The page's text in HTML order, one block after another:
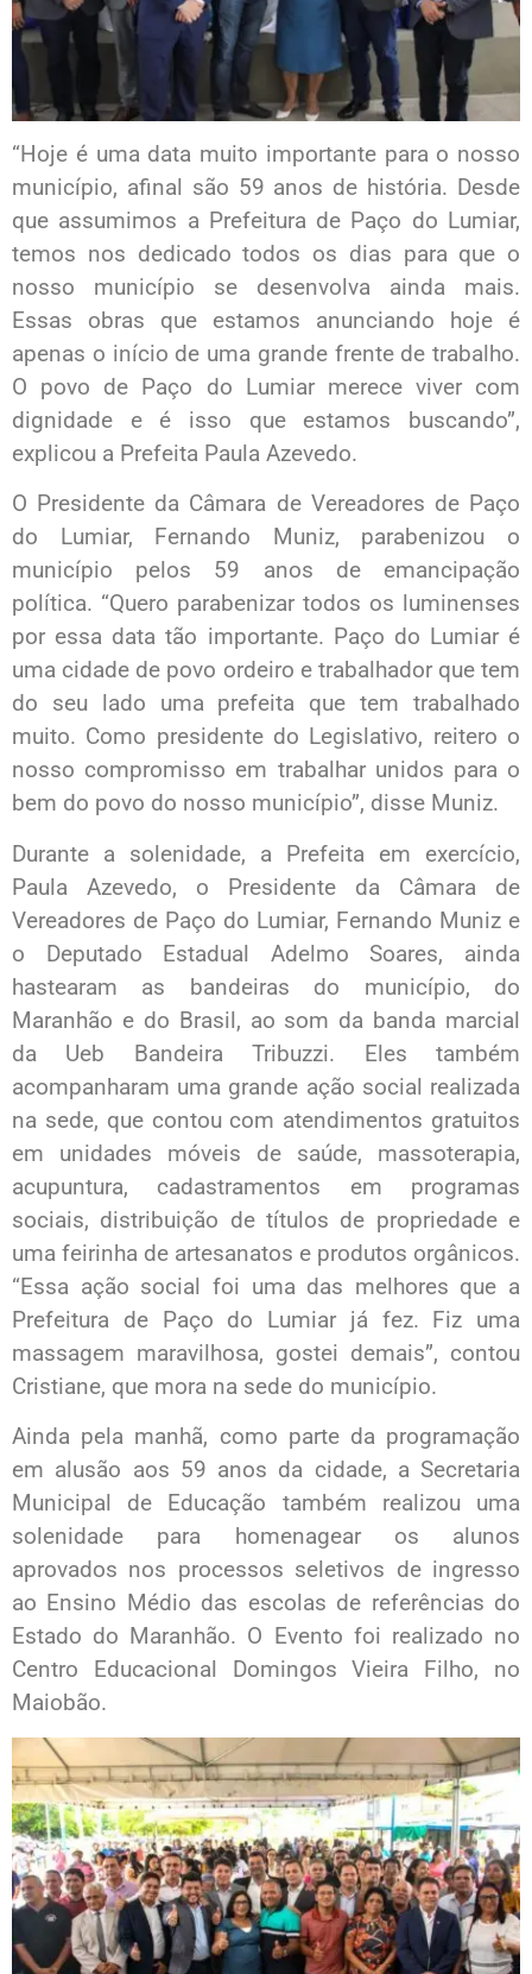
“Hoje é uma data muito importante para o nosso
município, afinal são 59 anos de história. Desde
que assumimos a Prefeitura de Paço do Lumiar,
temos nos dedicado todos os dias para que o
nosso município se desenvolva ainda mais.
Essas obras que estamos anunciando hoje é
apenas o início de uma grande frente de trabalho.
O povo de Paço do Lumiar merece viver com
dignidade e é isso que estamos buscando”,
explicou a Prefeita Paula Azevedo.
O Presidente da Câmara de Vereadores de Paço
do Lumiar, Fernando Muniz, parabenizou o
município pelos 59 anos de emancipação
política. “Quero parabenizar todos os luminenses
por essa data tão importante. Paço do Lumiar é
uma cidade de povo ordeiro e trabalhador que tem
do seu lado uma prefeita que tem trabalhado
muito. Como presidente do Legislativo, reitero o
nosso compromisso em trabalhar unidos para o
bem do povo do nosso município”, disse Muniz.
Durante a solenidade, a Prefeita em exercício,
Paula Azevedo, o Presidente da Câmara de
Vereadores de Paço do Lumiar, Fernando Muniz e
o Deputado Estadual Adelmo Soares, ainda
hastearam as bandeiras do município, do
Maranhão e do Brasil, ao som da banda marcial
da Ueb Bandeira Tribuzzi. Eles também
acompanharam uma grande ação social realizada
na sede, que contou com atendimentos gratuitos
em unidades móveis de saúde, massoterapia,
acupuntura, cadastramentos em programas
sociais, distribuição de títulos de propriedade e
uma feirinha de artesanatos e produtos orgânicos.
“Essa ação social foi uma das melhores que a
Prefeitura de Paço do Lumiar já fez. Fiz uma
massagem maravilhosa, gostei demais”, contou
Cristiane, que mora na sede do município.
Ainda pela manhã, como parte da programação
em alusão aos 59 anos da cidade, a Secretaria
Municipal de Educação também realizou uma
solenidade para homenagear os alunos
aprovados nos processos seletivos de ingresso
ao Ensino Médio das escolas de referências do
Estado do Maranhão. O Evento foi realizado no
Centro Educacional Domingos Vieira Filho, no
Maiobão.